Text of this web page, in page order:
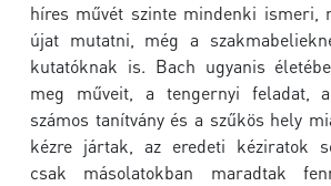
híres művét szinte mindenki ismeri,
újat mutatni, még a
kutatóknak is. Bach ugyanis
meg műveit, a tengernyi feladat,
számos tanítvány és a szűkös hely
kézre jártak, az eredeti kéziratok
csak másolatokban maradtak